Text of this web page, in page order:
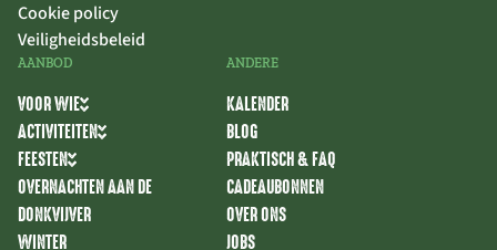
Cookie policy
Veiligheidsbeleid
AANBOD
VOOR WIE
ACTIVITEITEN
FEESTEN
OVERNACHTEN AAN DE
DONKVIJVER
WINTER
ANDERE
KALENDER
BLOG
PRAKTISCH & FAQ
CADEAUBONNEN
OVER ONS
JOBS